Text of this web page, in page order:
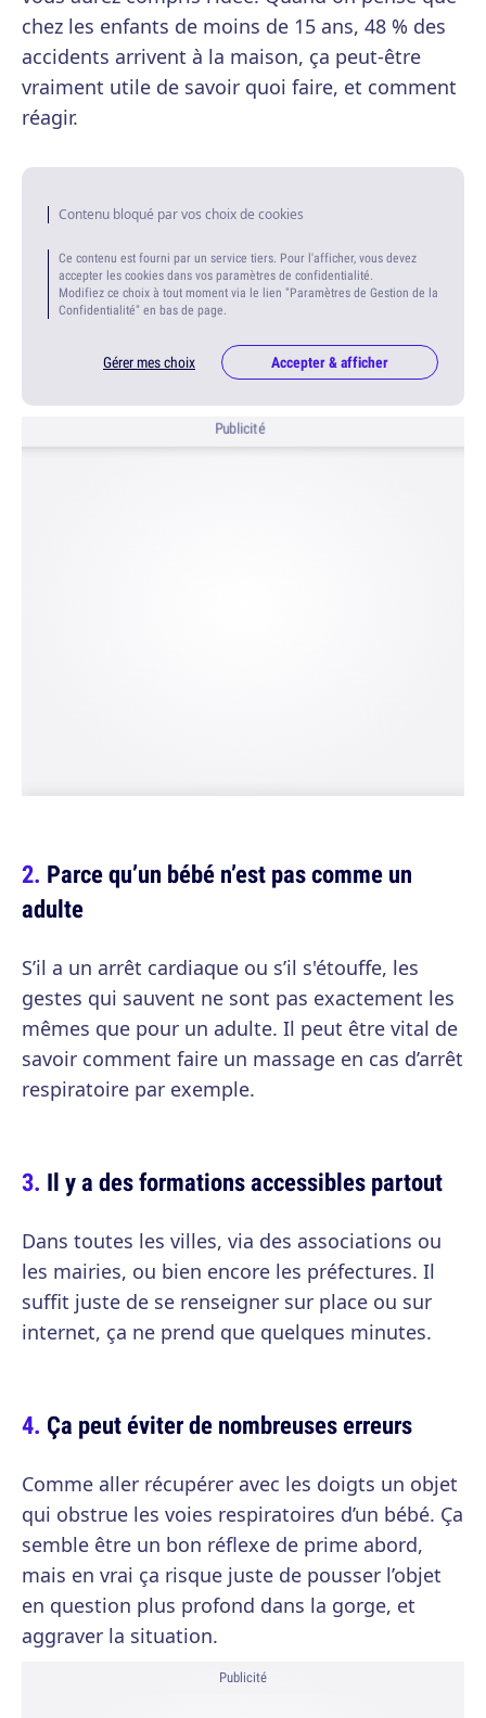
chez les enfants de moins de 15 ans, 48 % des
accidents arrivent à la maison, ça peut-être
vraiment utile de savoir quoi faire, et comment
réagir.
Contenu bloqué par vos choix de cookies
Ce contenu est fourni par un service tiers. Pour l'afficher, vous devez
accepter les cookies dans vos paramètres de confidentialité.
Modifiez ce choix à tout moment via le lien "Paramètres de Gestion de la
Confidentialité" en bas de page.
Gérer mes choix Accepter & afficher
Publicité
Parce qu’un bébé n’est pas comme un
adulte
S’il a un arrêt cardiaque ou s’il s'étouffe, les
gestes qui sauvent ne sont pas exactement les
mêmes que pour un adulte. Il peut être vital de
savoir comment faire un massage en cas d’arrêt
respiratoire par exemple.
Il y a des formations accessibles partout
Dans toutes les villes, via des associations ou
les mairies, ou bien encore les préfectures. Il
suffit juste de se renseigner sur place ou sur
internet, ça ne prend que quelques minutes.
Ça peut éviter de nombreuses erreurs
Comme aller récupérer avec les doigts un objet
qui obstrue les voies respiratoires d’un bébé. Ça
semble être un bon réflexe de prime abord,
mais en vrai ça risque juste de pousser l’objet
en question plus profond dans la gorge, et
aggraver la situation.
Publicité